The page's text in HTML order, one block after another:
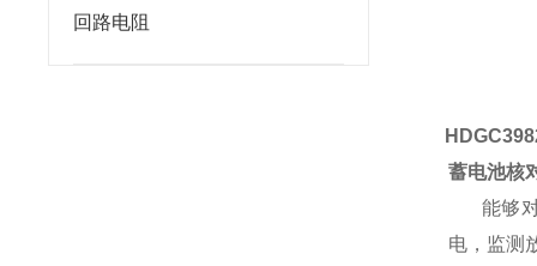
回路电阻
蓄电池核
能够对
电，监测